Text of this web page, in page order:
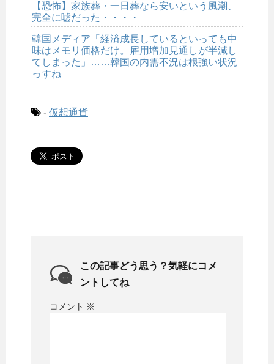
【恐怖】家族葬・一日葬なら安いという風潮、
完全に嘘だった・・・・
韓国メディア「経済成長しているといっても中
味はメモリ価格だけ。雇用増加見通しが半減し
てしまった」……韓国の内需不況は根強い状況
っすね
- 仮想通貨
この記事どう思う？気軽にコメ
ントしてね
コメント ※